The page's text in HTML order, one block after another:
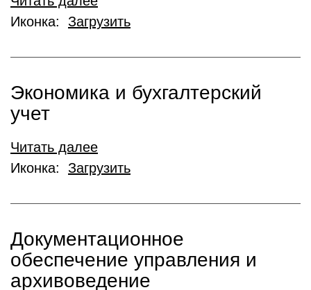
Иконка: Загрузить
Экономика и бухгалтерский
учет
Читать далее
Иконка: Загрузить
Документационное
обеспечение управления и
архивоведение